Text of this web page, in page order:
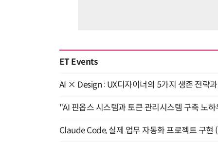
ET Events
AI × Design : UX디자이너의 5가지 생존 전략
"AI 핀옵스 시스템과 토큰 관리시스템 구축 노
Claude Code, 실제 업무 자동화 프로젝트 구